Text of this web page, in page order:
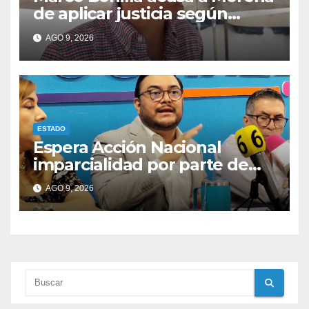
de aplicar justicia según
conveniencia política
AGO 9, 2026
ESTADO
Espera Acción Nacional
imparcialidad por parte de
consejeros del IEE e INE
dentro del proceso electoral.
AGO 9, 2026